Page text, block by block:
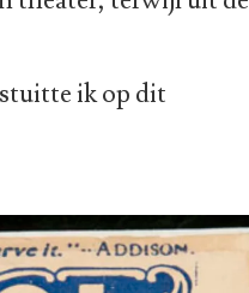
ik op dit